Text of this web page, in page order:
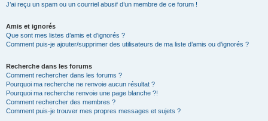
J’ai reçu un spam ou un courriel abusif d’un membre de ce forum !
Amis et ignorés
Que sont mes listes d’amis et d’ignorés ?
Comment puis-je ajouter/supprimer des utilisateurs de ma liste d’amis ou d’ignorés ?
Recherche dans les forums
Comment rechercher dans les forums ?
Pourquoi ma recherche ne renvoie aucun résultat ?
Pourquoi ma recherche renvoie une page blanche ?!
Comment rechercher des membres ?
Comment puis-je trouver mes propres messages et sujets ?